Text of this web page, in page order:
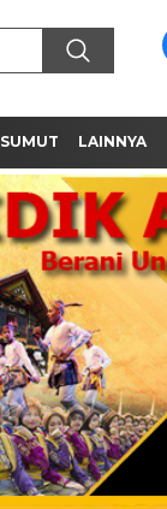
SUMUT LAINNYA